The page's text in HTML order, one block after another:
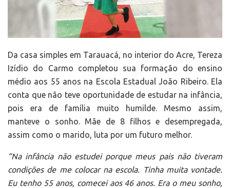
Da casa simples em Tarauacá, no interior do Acre, Tereza
Izídio do Carmo completou sua formação do ensino
médio aos 55 anos na Escola Estadual João Ribeiro. Ela
conta que não teve oportunidade de estudar na infância,
pois era de família muito humilde. Mesmo assim,
manteve o sonho. Mãe de 8 filhos e desempregada,
assim como o marido, luta por um futuro melhor.
“Na infância não estudei porque meus pais não tiveram
condições de me colocar na escola. Tinha muita vontade.
Eu tenho 55 anos, comecei aos 46 anos. Era o meu sonho,